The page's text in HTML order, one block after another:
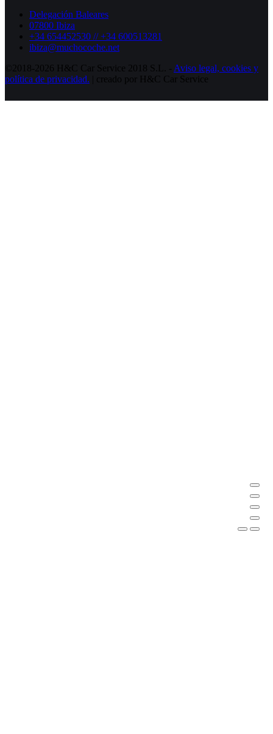
Delegación Baleares
07800 Ibiza
+34 654452530 // +34 600513281
ibiza@muchocoche.net
©2018-2026 H&C Car Service 2018 S.L. - Aviso legal, cookies y
política de privacidad. | creado por H&C Car Service